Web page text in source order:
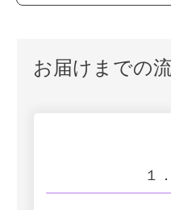
お届けまでの
１